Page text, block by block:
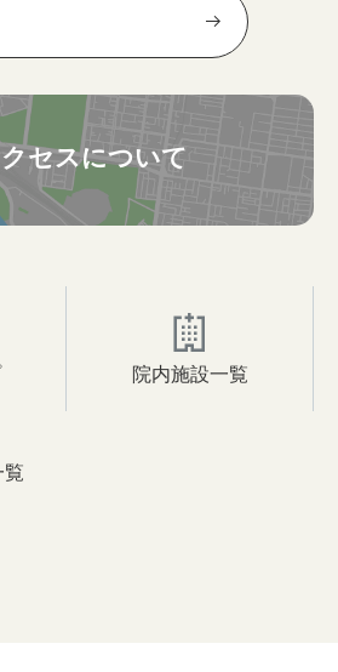
セスについて
院内施設一覧